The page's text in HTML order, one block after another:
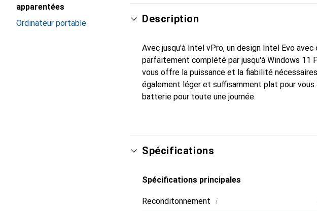
apparentées
Ordinateur portable
Description
Avec jusqu'à Intel vPro, un design Intel Evo
parfaitement complété par jusqu'à Windows 11
vous offre la puissance et la fiabilité
également léger et suffisamment plat pour
batterie pour toute une journée.
Spécifications
Spécifications principales
Reconditonnement i